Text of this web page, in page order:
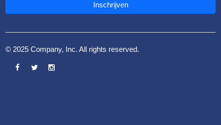
Inschrijven
© 2025 Company, Inc. All rights reserved.